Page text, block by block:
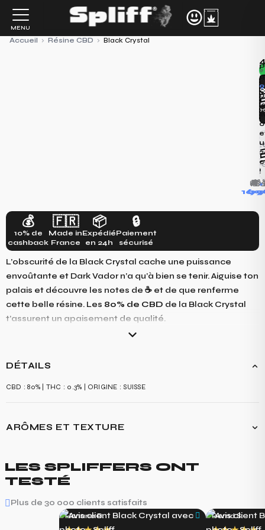
contenu
MENU
Accueil › Résine CBD › Black Crystal
«
5,10€/
!
🚚+
🎁
💰
10% de
cashback
🇫🇷
Made in
France
📦
Expédié
en 24h
🔒
Paiement
sécurisé
L’obscurité de la Black Crystal cache une puissance
envoûtante et Dark Vador n’a qu’à bien se tenir. Aiguise ton
palais et découvre les notes de ☕️ et de que renferme
cette belle résine. Les 80% de CBD de la Black Crystal
t’assurent un apaisement de qualité.
DÉTAILS
CBD : 80% | THC : 0.3% | ORIGINE : SUISSE
ARÔMES ET TEXTURE
BOISÉES, AVEC DES NOTES DE CAFÉ ET DE CHOCOLAT NOIR. EN
BOUCHE, ELLE OFFRE UNE COMPLEXITÉ DE SAVEURS, COMBINANT DES
CACAO.
LES SPLIFFERS ONT
TESTÉ
Plus de 30 000 clients satisfaits
Hanane B. Bernd S.